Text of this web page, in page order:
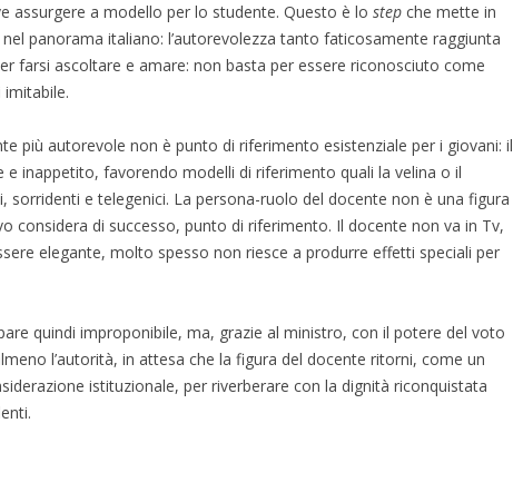
assurgere a modello per lo studente. Questo è lo step che mette in
panorama italiano: l’autorevolezza tanto faticosamente raggiunta
farsi ascoltare e amare: non basta per essere riconosciuto come
più autorevole non è punto di riferimento esistenziale per i giovani: il
e inappetito, favorendo modelli di riferimento quali la velina o il
sorridenti e telegenici. La persona-ruolo del docente non è una figura
considera di successo, punto di riferimento. Il docente non va in Tv,
elegante, molto spesso non riesce a produrre effetti speciali per
quindi improponibile, ma, grazie al ministro, con il potere del voto
l’autorità, in attesa che la figura del docente ritorni, come un
istituzionale, per riverberare con la dignità riconquistata